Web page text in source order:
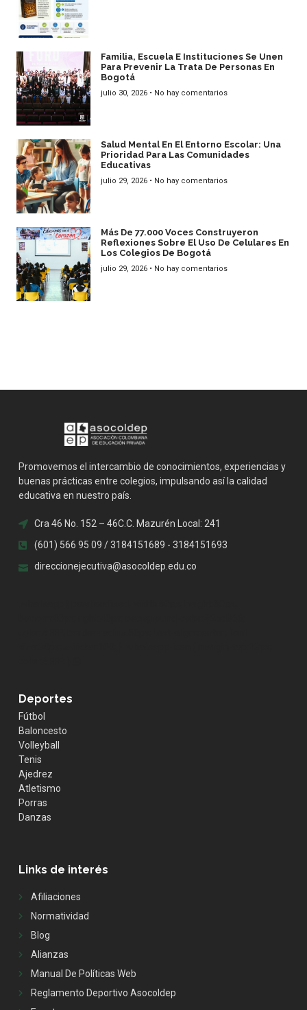
Familia, Escuela E Instituciones Se Unen
Para Prevenir La Trata De Personas En
Bogotá
julio 30, 2026 No hay comentarios
Salud Mental En El Entorno Escolar: Una
Prioridad Para Las Comunidades
Educativas
julio 29, 2026 No hay comentarios
Más De 77.000 Voces Construyeron
Reflexiones Sobre El Uso De Celulares En
Los Colegios De Bogotá
julio 29, 2026 No hay comentarios
Promovemos el intercambio de conocimientos, experiencias y
buenas prácticas entre colegios, impulsando así la calidad
educativa en nuestro país.
Cra 46 No. 152 – 46C.C. Mazurén Local: 241
(601) 566 95 09 / 3184151689 - 3184151693
direccionejecutiva@asocoldep.edu.co
Deportes
Fútbol
Baloncesto
Volleyball
Tenis
Ajedrez
Atletismo
Porras
Danzas
Links de interés
Afiliaciones
Normatividad
Blog
Alianzas
Manual De Políticas Web
Reglamento Deportivo Asocoldep